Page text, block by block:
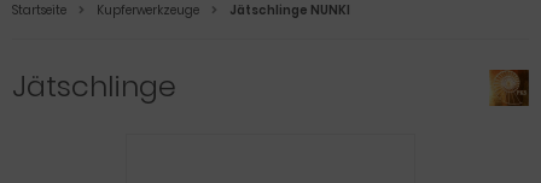
Startseite Kupferwerkzeuge Jätschlinge NUNKI
Jätschlinge